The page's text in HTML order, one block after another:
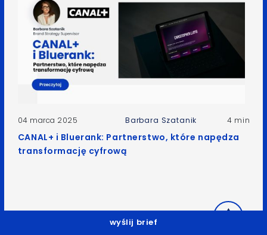
wyślij brief
04 marca 2025 Barbara Szatanik 4 min
CANAL+ i Bluerank: Partnerstwo, które napędza
transformację cyfrową